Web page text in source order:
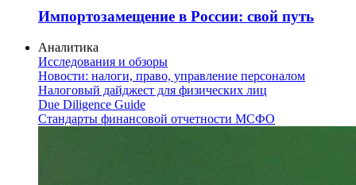
Импортозамещение в России: свой путь
Аналитика
Исследования и обзоры
Новости: налоги, право, управление персоналом
Налоговый дайджест для физических лиц
Due Diligence Guide
Стандарты финансовой отчетности МСФО